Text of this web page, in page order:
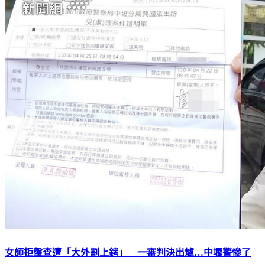
女師拒盤查遭「大外割上銬」 一審判決出爐…中壢警慘了